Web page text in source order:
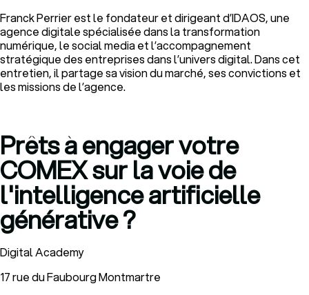
Franck Perrier est le fondateur et dirigeant d’IDAOS, une
agence digitale spécialisée dans la transformation
numérique, le social media et l’accompagnement
stratégique des entreprises dans l’univers digital. Dans cet
entretien, il partage sa vision du marché, ses convictions et
les missions de l’agence.
Prêts à engager votre
COMEX sur la voie de
l'intelligence artificielle
générative ?
Digital Academy
17 rue du Faubourg Montmartre